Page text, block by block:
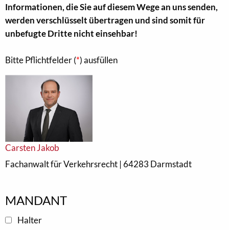
Informationen, die Sie auf diesem Wege an uns senden,
werden verschlüsselt übertragen und sind somit für
unbefugte Dritte nicht einsehbar!
Bitte Pflichtfelder (*) ausfüllen
Carsten Jakob
Fachanwalt für Verkehrsrecht | 64283 Darmstadt
MANDANT
Halter